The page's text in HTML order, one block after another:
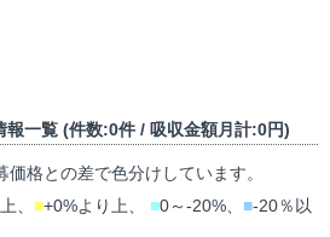
報一覧 (件数:0件 / 吸収金額月計:0円)
格との差で色分けしています。
、 ■+0%より上、 ■0～-20%、 ■-20％以